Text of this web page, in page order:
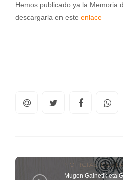
Hemos publicado ya la Memoria
descargarla en este enlace
NOTICIAS
Mugen Gainetik eta